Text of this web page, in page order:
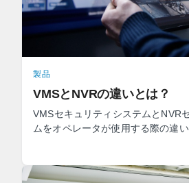
製品
VMSとNVRの違いとは？
VMSセキュリティシステムとNVR
ムをオペレータが使用する際の違
テムの導入を検討されている方は